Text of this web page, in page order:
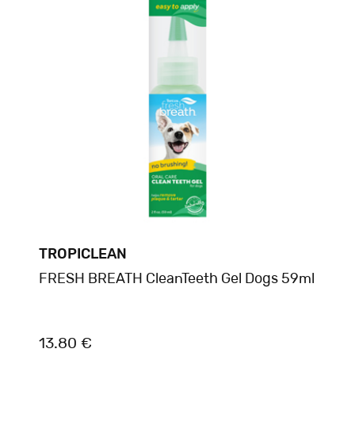
TROPICLEAN
FRESH BREATH CleanTeeth Gel Dogs 59ml
13.80 €